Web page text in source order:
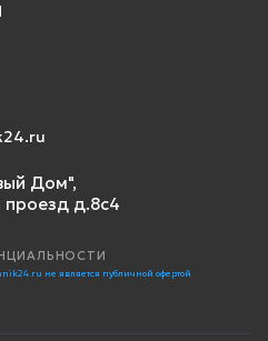
Дом",
проезд д.8с4
не является публичной офертой